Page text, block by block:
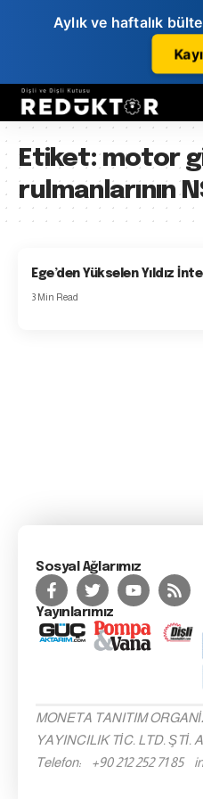
Aylık ve haftalık
Etiket:motor
rulmanlarının
Ege’den Yükselen Yıldız
3 Min Read
Sosyal Ağlarımız
Yayınlarımız
MONETA TANITIM
YAYINCILIK TİC. LTD. ŞTİ.
Telefon: +90 212 252 71 85